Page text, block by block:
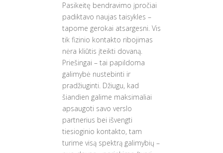
Pasikeitę bendravimo įpročiai
padiktavo naujas taisykles –
tapome gerokai atsargesni. Vis
tik fizinio kontakto ribojimas
nėra kliūtis įteikti dovaną.
Priešingai – tai papildoma
galimybė nustebinti ir
pradžiuginti. Džiugu, kad
šiandien galime maksimaliai
apsaugoti savo verslo
partnerius bei išvengti
tiesioginio kontakto, tam
turime visą spektrą galimybių –